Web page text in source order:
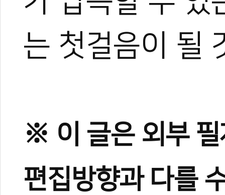
는 첫걸음이 될
※ 이 글은 외부 필
편집방향과 다를